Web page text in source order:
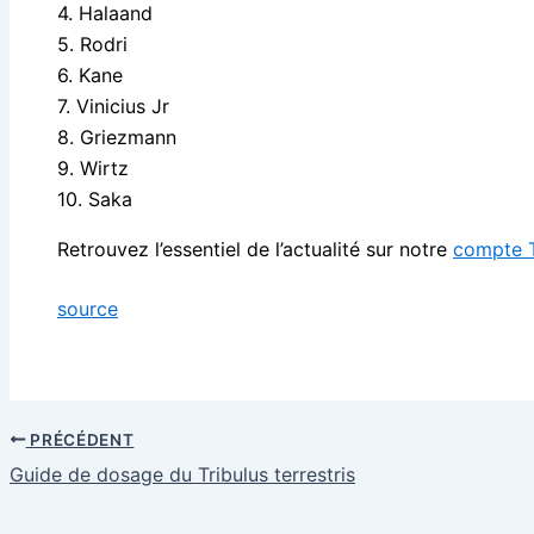
4. Halaand
5. Rodri
6. Kane
7. Vinicius Jr
8. Griezmann
9. Wirtz
10. Saka
Retrouvez l’essentiel de l’actualité sur notre compte
source
PRÉCÉDENT
Guide de dosage du Tribulus terrestris